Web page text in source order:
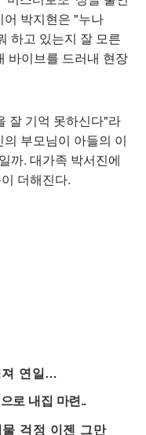
어 박지현은 "누나
하고 있는지 잘 모른
바이브를 드러내 현장
잘 기억 못하신다"라
부모님이 아들의 이
까. 대가족 박서진에
더해진다.